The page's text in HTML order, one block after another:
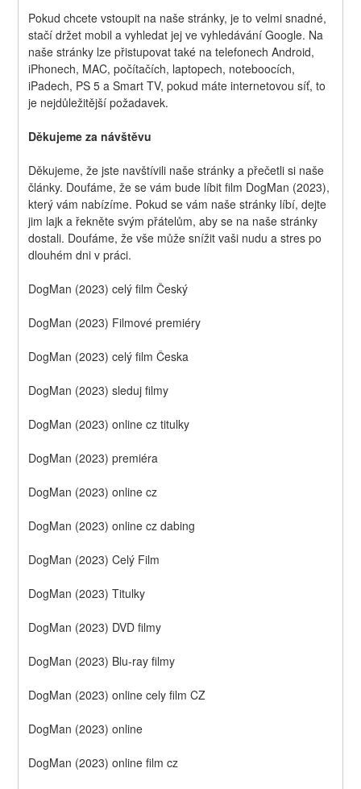
Pokud chcete vstoupit na naše stránky, je to velmi snadné,
stačí držet mobil a vyhledat jej ve vyhledávání Google. Na
naše stránky lze přistupovat také na telefonech Android,
iPhonech, MAC, počítačích, laptopech, noteboocích,
iPadech, PS 5 a Smart TV, pokud máte internetovou síť, to
je nejdůležitější požadavek.
Děkujeme za návštěvu
Děkujeme, že jste navštívili naše stránky a přečetli si naše
články. Doufáme, že se vám bude líbit film DogMan (2023),
který vám nabízíme. Pokud se vám naše stránky líbí, dejte
jim lajk a řekněte svým přátelům, aby se na naše stránky
dostali. Doufáme, že vše může snížit vaši nudu a stres po
dlouhém dni v práci.
DogMan (2023) celý film Český
DogMan (2023) Filmové premiéry
DogMan (2023) celý film Česka
DogMan (2023) sleduj filmy
DogMan (2023) online cz titulky
DogMan (2023) premiéra
DogMan (2023) online cz
DogMan (2023) online cz dabing
DogMan (2023) Celý Film
DogMan (2023) Titulky
DogMan (2023) DVD filmy
DogMan (2023) Blu-ray filmy
DogMan (2023) online cely film CZ
DogMan (2023) online
DogMan (2023) online film cz